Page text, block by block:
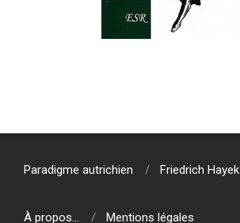
11-
Paradigme autrichien
Friedrich Hayek
À propos… Mentions légales